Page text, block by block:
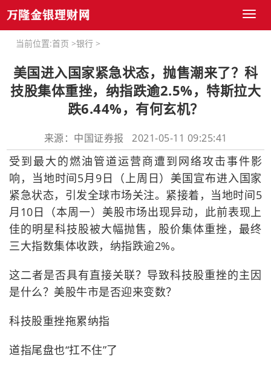
Toggle
当前位置:首页 >银行 >
美国进入国家紧急状态，抛售潮来了？科
技股集体重挫，纳指跌逾2.5%，特斯拉大
跌6.44%，有何玄机？
来源：中国证券报 2021-05-11 09:25:41
受到最大的燃油管道运营商遭到网络攻击事件影
响，当地时间5月9日（上周日）美国宣布进入国家
紧急状态，引发全球市场关注。紧接着，当地时间5
月10日（本周一）美股市场出现异动，此前表现上
佳的明星科技股被大幅抛售，股价集体重挫，最终
三大指数集体收跌，纳指跌逾2%。
这二者是否具有直接关联？导致科技股重挫的主因
是什么？美股牛市是否迎来变数？
科技股重挫拖累纳指
道指尾盘也“扛不住”了